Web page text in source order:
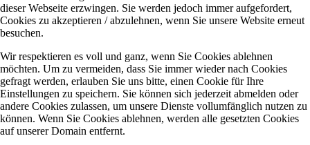
dieser Webseite erzwingen. Sie werden jedoch immer aufgefordert,
Cookies zu akzeptieren / abzulehnen, wenn Sie unsere Website erneut
besuchen.
Wir respektieren es voll und ganz, wenn Sie Cookies ablehnen
möchten. Um zu vermeiden, dass Sie immer wieder nach Cookies
gefragt werden, erlauben Sie uns bitte, einen Cookie für Ihre
Einstellungen zu speichern. Sie können sich jederzeit abmelden oder
andere Cookies zulassen, um unsere Dienste vollumfänglich nutzen zu
können. Wenn Sie Cookies ablehnen, werden alle gesetzten Cookies
auf unserer Domain entfernt.